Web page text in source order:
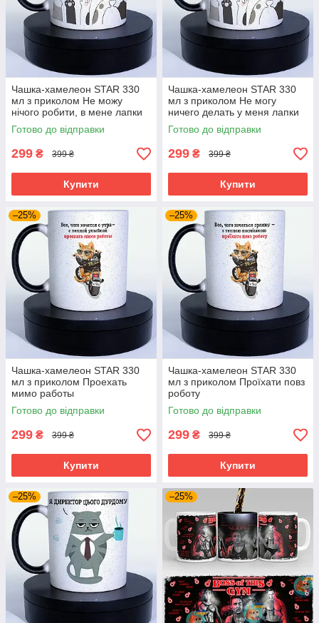
Чашка-хамелеон STAR 330
мл з приколом Не можу
нічого робити, в мене лапки
Готово до відправки
299 ₴ 399 ₴
Купити
Чашка-хамелеон STAR 330
мл з приколом Не могу
ничего делать у меня лапки
Готово до відправки
299 ₴ 399 ₴
Купити
–25%
Чашка-хамелеон STAR 330
мл з приколом Проехать
мимо работы
Готово до відправки
299 ₴ 399 ₴
Купити
–25%
Чашка-хамелеон STAR 330
мл з приколом Проїхати повз
роботу
Готово до відправки
299 ₴ 399 ₴
Купити
–25% –25%